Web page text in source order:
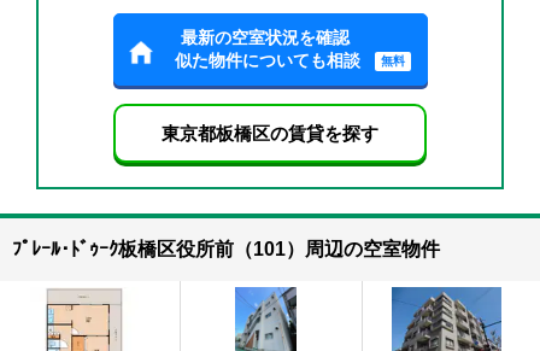
最新の空室状況を確認
似た物件についても相談
無料
東京都板橋区の賃貸を探す
ﾌﾟﾚｰﾙ･ﾄﾞｩｰｸ板橋区役所前（101）周辺の空室物件